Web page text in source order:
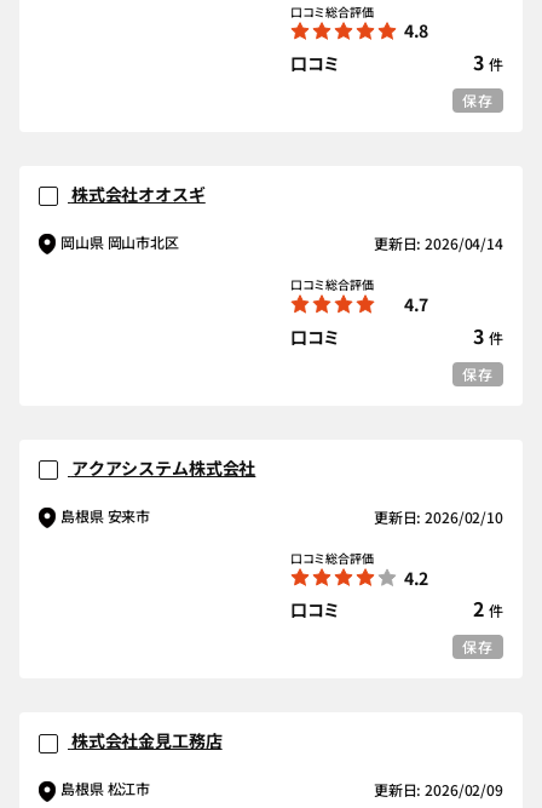
口コミ総合評価
4.8
口コミ
3 件
保存
株式会社オオスギ
岡山県 岡山市北区 更新日: 2026/04/14
口コミ総合評価
4.7
口コミ
3 件
保存
アクアシステム株式会社
島根県 安来市 更新日: 2026/02/10
口コミ総合評価
4.2
口コミ
2 件
保存
株式会社金見工務店
島根県 松江市 更新日: 2026/02/09